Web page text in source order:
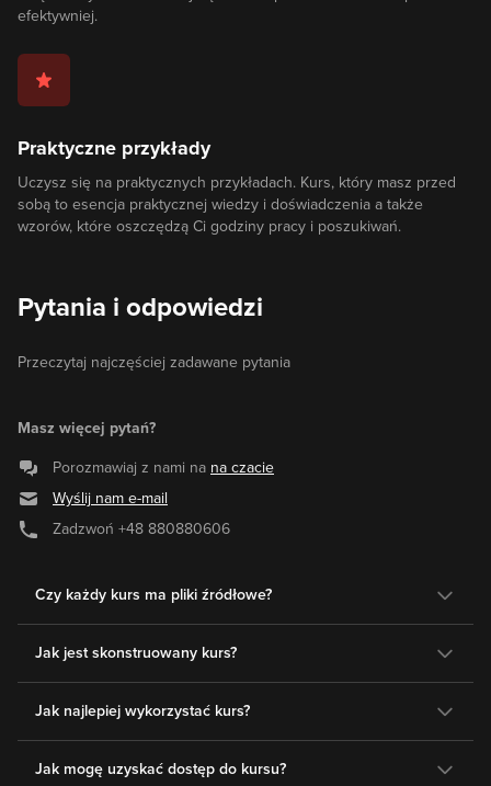
efektywniej.
Praktyczne przykłady
Uczysz się na praktycznych przykładach. Kurs, który masz przed
sobą to esencja praktycznej wiedzy i doświadczenia a także
wzorów, które oszczędzą Ci godziny pracy i poszukiwań.
Pytania i odpowiedzi
Przeczytaj najczęściej zadawane pytania
Masz więcej pytań?
Porozmawiaj z nami na na czacie
Wyślij nam e-mail
Zadzwoń +48 880880606
Czy każdy kurs ma pliki źródłowe?
Jak jest skonstruowany kurs?
Jak najlepiej wykorzystać kurs?
Jak mogę uzyskać dostęp do kursu?